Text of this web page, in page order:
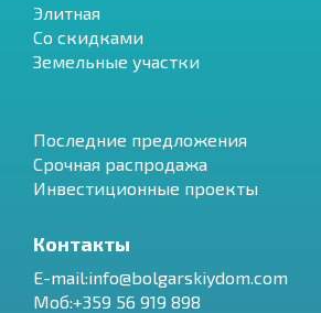
Элитная
Со скидками
Земельные участки
Последние предложения
Срочная распродажа
Инвестиционные проекты
Контакты
E-mail:info@bolgarskiydom.com
Моб:+359 56 919 898